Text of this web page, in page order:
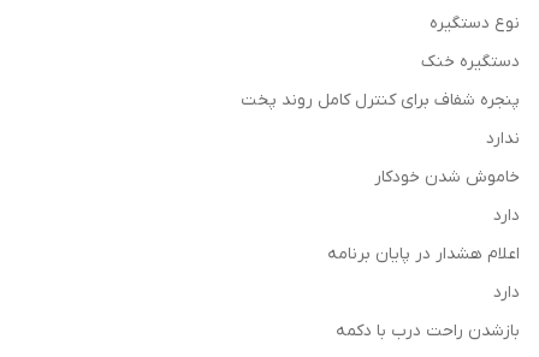
نوع دستگیره
دستگیره خنک
پنجره شفاف برای کنترل کامل روند پخت
ندارد
خاموش شدن خودکار
دارد
اعلام هشدار در پایان برنامه
دارد
بازشدن راحت درب با دکمه